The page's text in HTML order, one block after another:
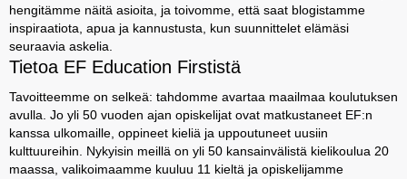
hengitämme näitä asioita, ja toivomme, että saat blogistamme
inspiraatiota, apua ja kannustusta, kun suunnittelet elämäsi
seuraavia askelia.
Tietoa EF Education Firstistä
Tavoitteemme on selkeä: tahdomme avartaa maailmaa koulutuksen
avulla. Jo yli 50 vuoden ajan opiskelijat ovat matkustaneet EF:n
kanssa ulkomaille, oppineet kieliä ja uppoutuneet uusiin
kulttuureihin. Nykyisin meillä on yli 50 kansainvälistä kielikoulua 20
maassa, valikoimaamme kuuluu 11 kieltä ja opiskelijamme